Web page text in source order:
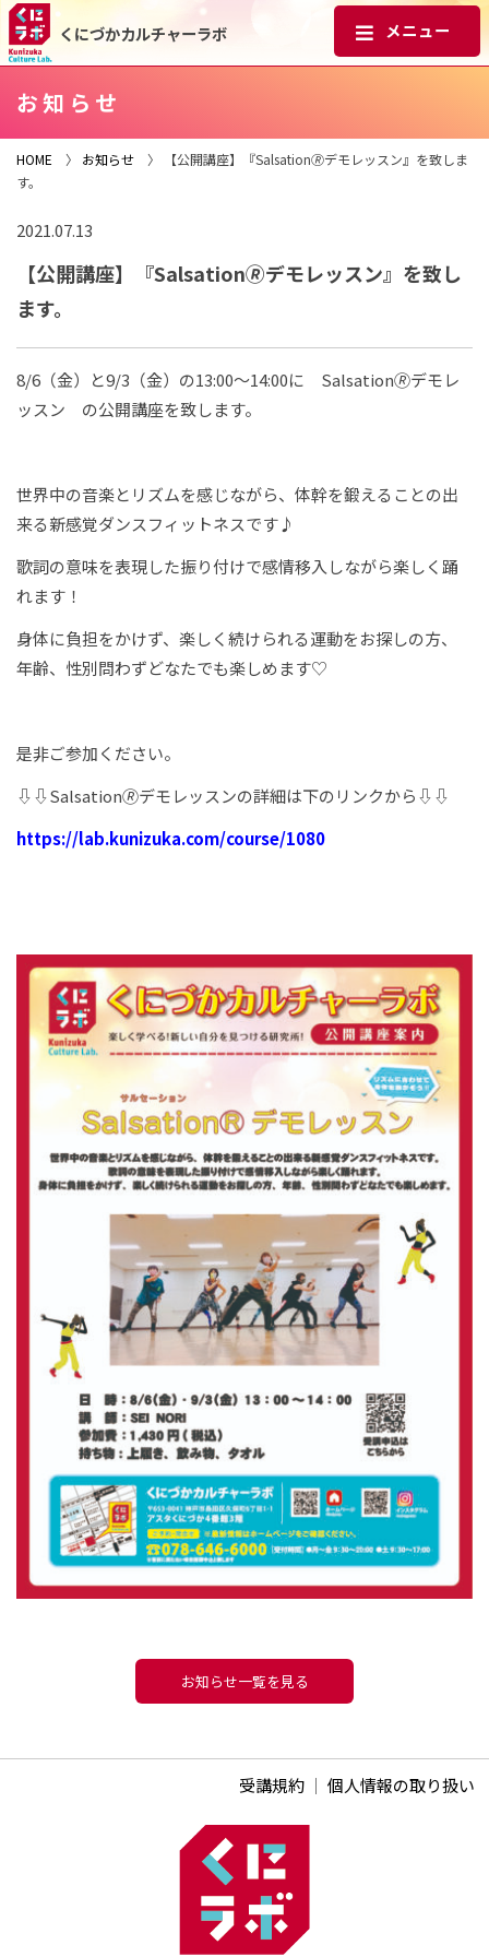
くにづかカルチャーラボ
お知らせ
HOME 〉 お知らせ 〉 【公開講座】『Salsation🄬デモレッスン』を致しま
す。
2021.07.13
【公開講座】『Salsation🄬デモレッスン』を致し
ます。
8/6（金）と9/3（金）の13:00～14:00に Salsation🄬デモレ
ッスン の公開講座を致します。
世界中の音楽とリズムを感じながら、体幹を鍛えることの出
来る新感覚ダンスフィットネスです♪
歌詞の意味を表現した振り付けで感情移入しながら楽しく踊
れます！
身体に負担をかけず、楽しく続けられる運動をお探しの方、
年齢、性別問わずどなたでも楽しめます♡
是非ご参加ください。
⇩⇩Salsation🄬デモレッスンの詳細は下のリンクから⇩⇩
https://lab.kunizuka.com/course/1080
お知らせ一覧を見る
受講規約｜ 個人情報の取り扱い